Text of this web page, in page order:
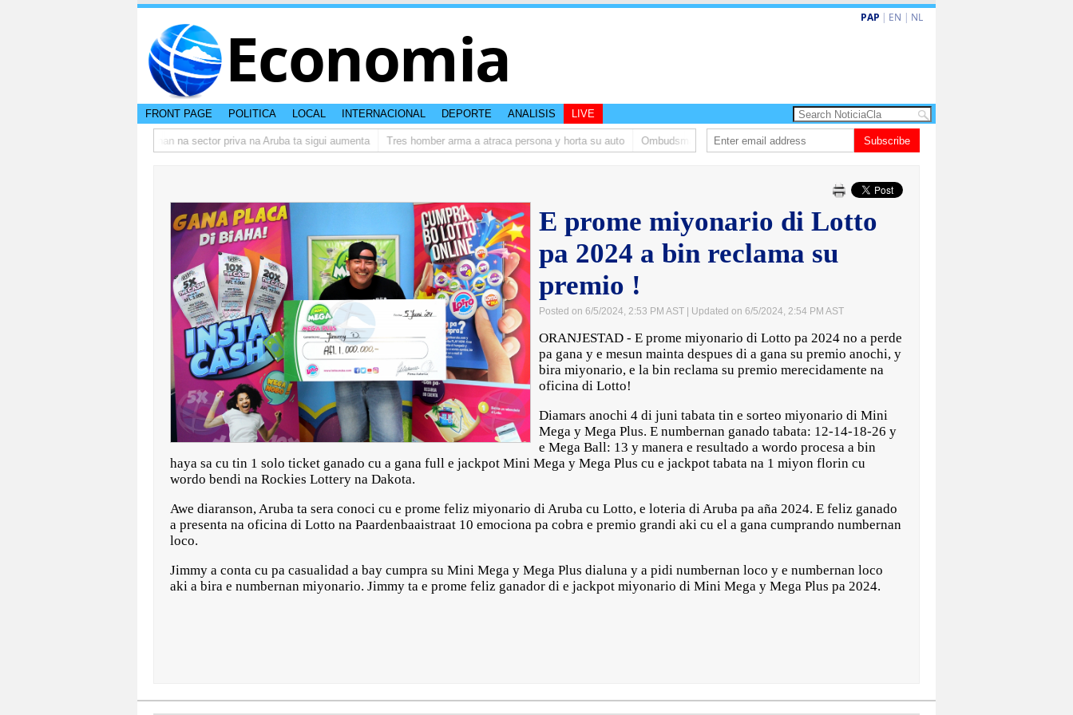
Economia PAP | EN | NL
FRONT PAGE POLITICA LOCAL INTERNACIONAL DEPORTE ANALISIS LIVE
Prestamonan na sector priva na Aruba ta sigui aumenta Tres homber arma a atraca persona y horta su auto Ombudsman ta bishita barionan pa atende kehonan di ciudadano
Subscribe
E prome miyonario di Lotto
pa 2024 a bin reclama su
premio !
Posted on 6/5/2024, 2:53 PM AST | Updated on 6/5/2024, 2:54 PM AST
ORANJESTAD - E prome miyonario di Lotto pa 2024 no a perde
pa gana y e mesun mainta despues di a gana su premio anochi, y
bira miyonario, e la bin reclama su premio merecidamente na
oficina di Lotto!
Diamars anochi 4 di juni tabata tin e sorteo miyonario di Mini
Mega y Mega Plus. E numbernan ganado tabata: 12-14-18-26 y
e Mega Ball: 13 y manera e resultado a wordo procesa a bin
haya sa cu tin 1 solo ticket ganado cu a gana full e jackpot Mini Mega y Mega Plus cu e jackpot tabata na 1 miyon florin cu
wordo bendi na Rockies Lottery na Dakota.
Awe diaranson, Aruba ta sera conoci cu e prome feliz miyonario di Aruba cu Lotto, e loteria di Aruba pa aña 2024. E feliz ganado
a presenta na oficina di Lotto na Paardenbaaistraat 10 emociona pa cobra e premio grandi aki cu el a gana cumprando numbernan
loco.
Jimmy a conta cu pa casualidad a bay cumpra su Mini Mega y Mega Plus dialuna y a pidi numbernan loco y e numbernan loco
aki a bira e numbernan miyonario. Jimmy ta e prome feliz ganador di e jackpot miyonario di Mini Mega y Mega Plus pa 2024.